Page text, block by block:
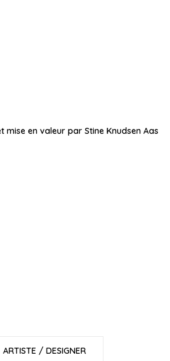
mise en valeur par Stine Knudsen Aas
ARTISTE / DESIGNER